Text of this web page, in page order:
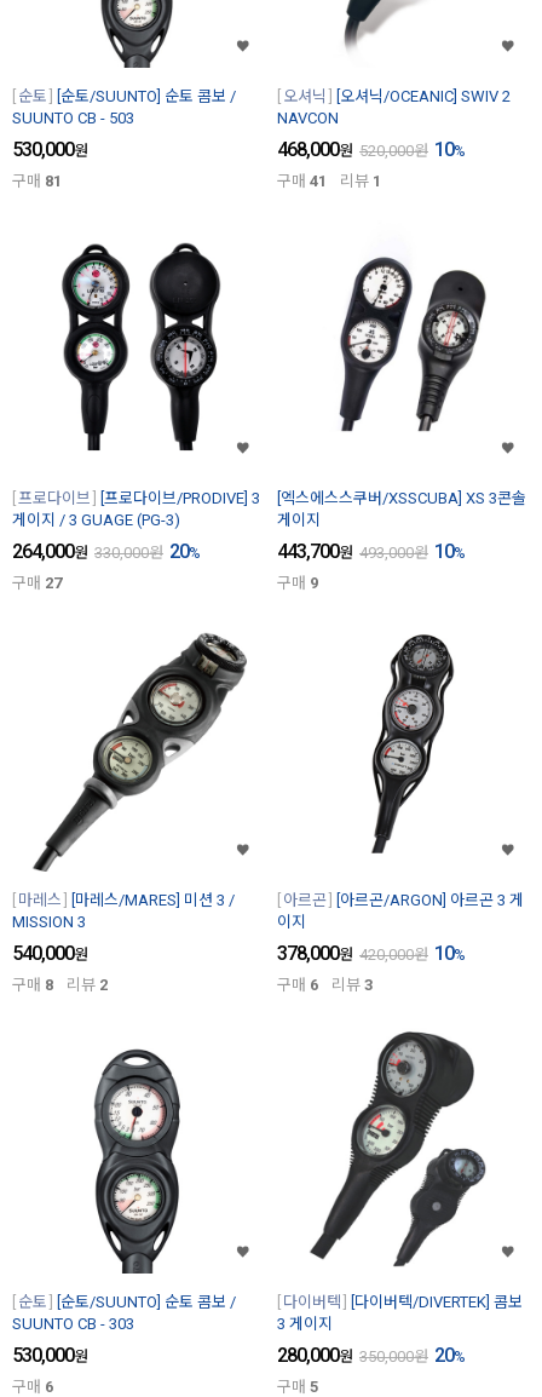
순토
[순토/SUUNTO] 순토 콤보 /
SUUNTO CB - 503
530,000원
구매 81
오셔닉
[오셔닉/OCEANIC] SWIV 2
NAVCON
468,000원 520,000원 10%
구매 41 리뷰 1
프로다이브
[프로다이브/PRODIVE] 3
게이지 / 3 GUAGE (PG-3)
264,000원 330,000원 20%
구매 27
[엑스에스스쿠버/XSSCUBA] XS 3콘솔
게이지
443,700원 493,000원 10%
구매 9
마레스
[마레스/MARES] 미션 3 /
MISSION 3
540,000원
구매 8 리뷰 2
아르곤
[아르곤/ARGON] 아르곤 3 게
이지
378,000원 420,000원 10%
구매 6 리뷰 3
순토
[순토/SUUNTO] 순토 콤보 /
SUUNTO CB - 303
530,000원
구매 6
다이버텍
[다이버텍/DIVERTEK] 콤보
3 게이지
280,000원 350,000원 20%
구매 5